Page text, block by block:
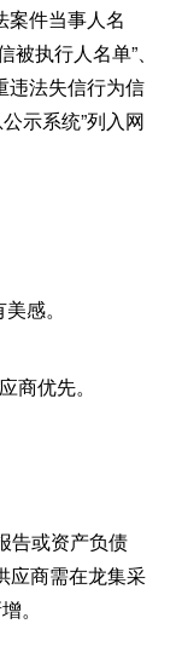
案件当事人名
执行人名单”、
违法失信行为信
示系统”列入网
感。
商优先。
告或资产负债
应商需在龙集采
。